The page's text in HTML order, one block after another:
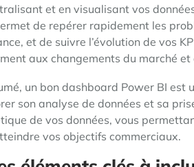
et en visualisant vos
de repérer rapidement les
et de suivre l’évolution de vos
aux changements du marché
un bon dashboard Power BI
son analyse de données et sa
de vos données, vous
vos objectifs commerciaux.